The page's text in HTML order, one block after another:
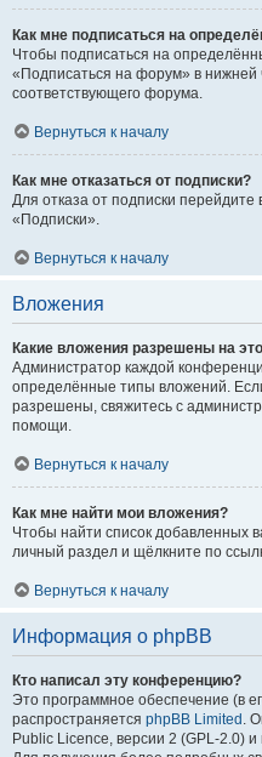
Как мне подписаться на
Чтобы подписаться на
«Подписаться на форум» в нижней
соответствующего форума.
Вернуться к началу
Как мне отказаться от подписки?
Для отказа от подписки
«Подписки».
Вернуться к началу
Вложения
Какие вложения разрешены на
Администратор каждой
определённые типы вложений.
разрешены, свяжитесь с
помощи.
Вернуться к началу
Как мне найти мои вложения?
Чтобы найти список добавленных
личный раздел и щёлкните по
Вернуться к началу
Информация о phpBB
Кто написал эту конференцию?
Это программное обеспечение (в
распространяется phpBB Limited .
Public Licence, версии 2 (GPL-2.0)